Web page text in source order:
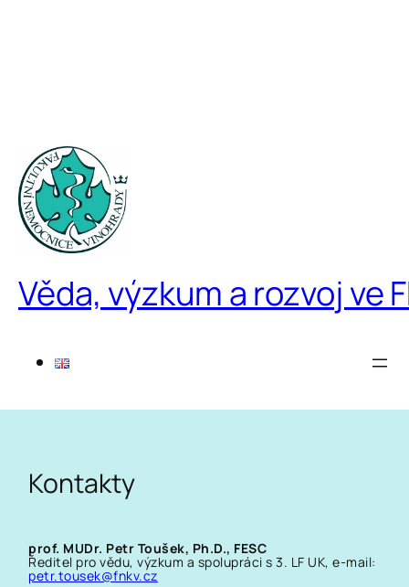
Věda, výzkum a rozvoj ve
Kontakty
prof. MUDr. Petr Toušek, Ph.D., FESC
Ředitel pro vědu, výzkum a spolupráci s 3. LF UK, e-mail:
petr.tousek@fnkv.cz